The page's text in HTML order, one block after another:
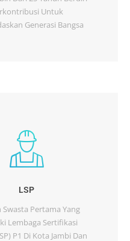
Untuk
Generasi Bangsa
LSP
Swasta Pertama Yang
Lembaga Sertifikasi
P1 Di Kota Jambi Dan